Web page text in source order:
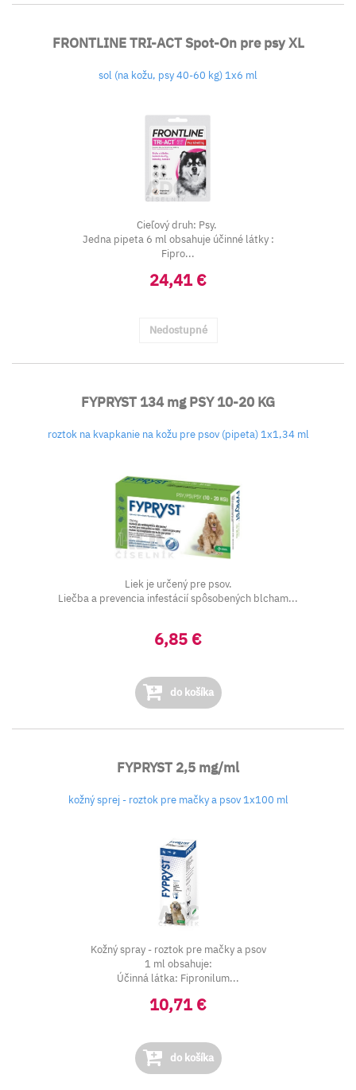
FRONTLINE TRI-ACT Spot-On pre psy XL
sol (na kožu, psy 40-60 kg) 1x6 ml
Cieľový druh: Psy.
Jedna pipeta 6 ml obsahuje účinné látky :
Fipro...
24,41 €
Nedostupné
FYPRYST 134 mg PSY 10-20 KG
roztok na kvapkanie na kožu pre psov (pipeta) 1x1,34 ml
Liek je určený pre psov.
Liečba a prevencia infestácií spôsobených blcham...
6,85 €
do košíka
FYPRYST 2,5 mg/ml
kožný sprej - roztok pre mačky a psov 1x100 ml
Kožný spray - roztok pre mačky a psov
1 ml obsahuje:
Účinná látka: Fipronilum...
10,71 €
do košíka